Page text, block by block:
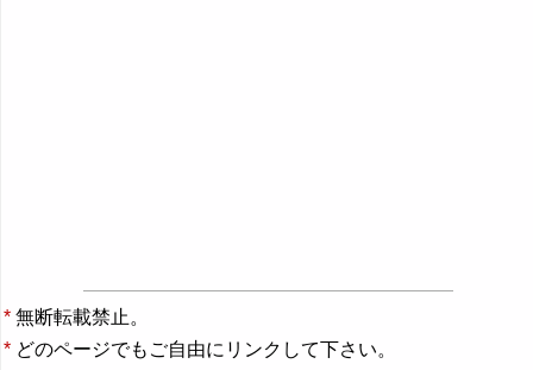
* 無断転載禁止。
* どのページでもご自由にリンクして下さい。